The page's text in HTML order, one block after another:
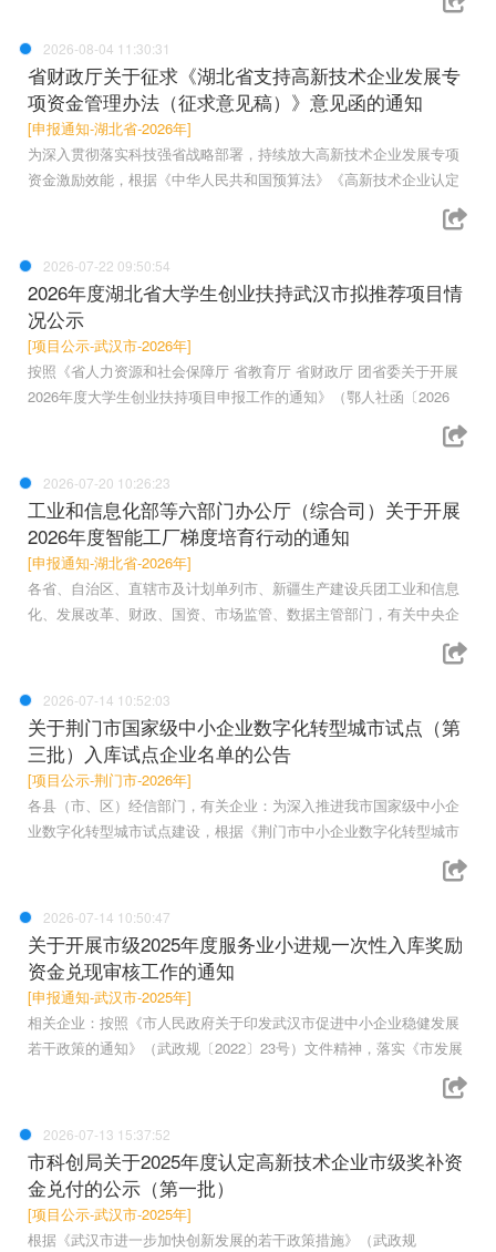
2026-08-04 11:30:31
省财政厅关于征求《湖北省支持高新技术企业发展专
项资金管理办法（征求意见稿）》意见函的通知
[申报通知-湖北省-2026年]
为深入贯彻落实科技强省战略部署，持续放大高新技术企业发展专项
资金激励效能，根据《中华人民共和国预算法》《高新技术企业认定
2026-07-22 09:50:54
2026年度湖北省大学生创业扶持武汉市拟推荐项目情
况公示
[项目公示-武汉市-2026年]
按照《省人力资源和社会保障厅 省教育厅 省财政厅 团省委关于开展
2026年度大学生创业扶持项目申报工作的通知》（鄂人社函〔2026
2026-07-20 10:26:23
工业和信息化部等六部门办公厅（综合司）关于开展
2026年度智能工厂梯度培育行动的通知
[申报通知-湖北省-2026年]
各省、自治区、直辖市及计划单列市、新疆生产建设兵团工业和信息
化、发展改革、财政、国资、市场监管、数据主管部门，有关中央企
2026-07-14 10:52:03
关于荆门市国家级中小企业数字化转型城市试点（第
三批）入库试点企业名单的公告
[项目公示-荆门市-2026年]
各县（市、区）经信部门，有关企业：为深入推进我市国家级中小企
业数字化转型城市试点建设，根据《荆门市中小企业数字化转型城市
2026-07-14 10:50:47
关于开展市级2025年度服务业小进规一次性入库奖励
资金兑现审核工作的通知
[申报通知-武汉市-2025年]
相关企业：按照《市人民政府关于印发武汉市促进中小企业稳健发展
若干政策的通知》（武政规〔2022〕23号）文件精神，落实《市发展
2026-07-13 15:37:52
市科创局关于2025年度认定高新技术企业市级奖补资
金兑付的公示（第一批）
[项目公示-武汉市-2025年]
根据《武汉市进一步加快创新发展的若干政策措施》（武政规